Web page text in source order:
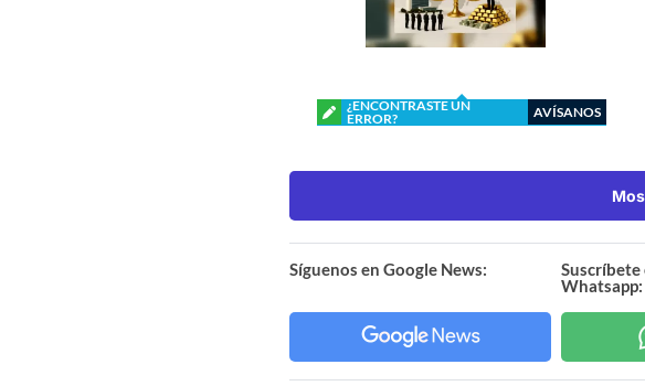
¿ENCONTRASTE UN
ERROR?
AVÍSANOS
Síguenos en Google News:
Suscríbete
Whatsapp: